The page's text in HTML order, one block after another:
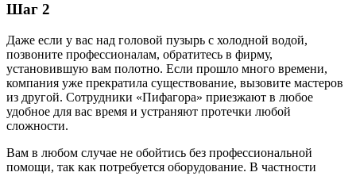
Шаг 2
Даже если у вас над головой пузырь с холодной водой,
позвоните профессионалам, обратитесь в фирму,
установившую вам полотно. Если прошло много времени,
компания уже прекратила существование, вызовите мастеров
из другой. Сотрудники «Пифагора» приезжают в любое
удобное для вас время и устраняют протечки любой
сложности.
Вам в любом случае не обойтись без профессиональной
помощи, так как потребуется оборудование. В частности